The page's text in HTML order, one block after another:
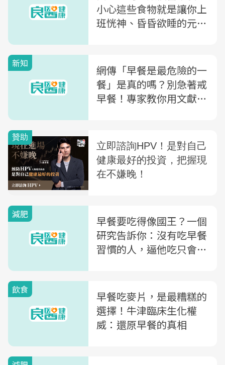
小心這些食物就是讓你上
班恍神、昏昏欲睡的元
新知
網傳「早餐是最危險的一
餐」是真的嗎？別急著戒
早餐！專家教你用文獻看
減肥
早餐要吃得像國王？一個
研究告訴你：沒有吃早餐
習慣的人，逼他吃只會害
飲食
早餐吃麥片，是最糟糕的
選擇！牛津臨床生化權
威：還原早餐的真相